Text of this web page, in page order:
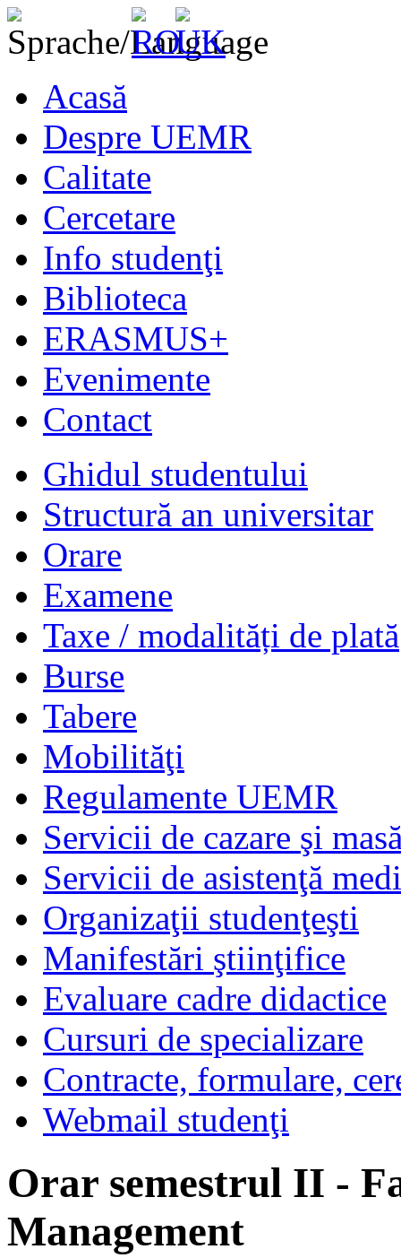
Acasă
Despre UEMR
Calitate
Cercetare
Info studenţi
Biblioteca
ERASMUS+
Evenimente
Contact
Ghidul studentului
Structură an universitar
Orare
Examene
Taxe / modalități de plată
Burse
Tabere
Mobilităţi
Regulamente UEMR
Servicii de cazare şi
Servicii de asistenţă
Organizaţii studenţeşti
Manifestări ştiinţifice
Evaluare cadre didactice
Cursuri de specializare
Contracte, formulare,
Webmail studenţi
Orar semestrul II -
Management